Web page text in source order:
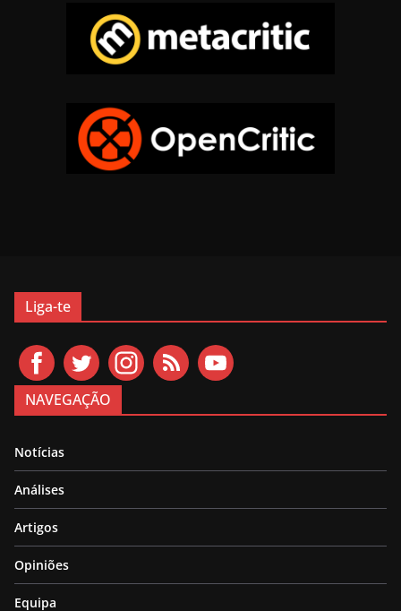
Liga-te
NAVEGAÇÃO
Notícias
Análises
Artigos
Opiniões
Equipa